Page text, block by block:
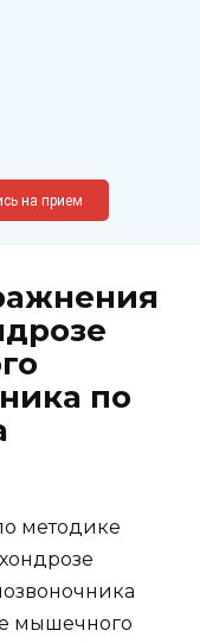
62, к12
на прием
по
методике
мышечного